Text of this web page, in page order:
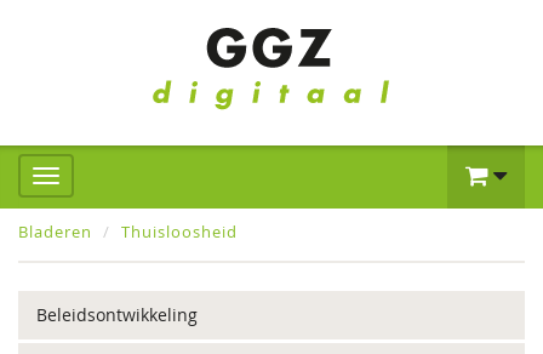
Bladeren Thuisloosheid
Beleidsontwikkeling